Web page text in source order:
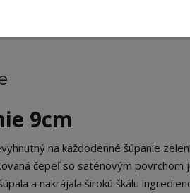
9cm
na každodenné šúpanie
čepeľ so saténovým
a nakrájala širokú škálu